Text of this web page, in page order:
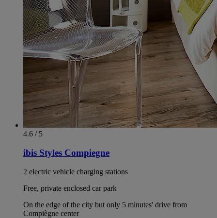
4.6 / 5
ibis Styles Compiegne
2 electric vehicle charging stations
Free, private enclosed car park
On the edge of the city but only 5 minutes' drive from
Compiègne center